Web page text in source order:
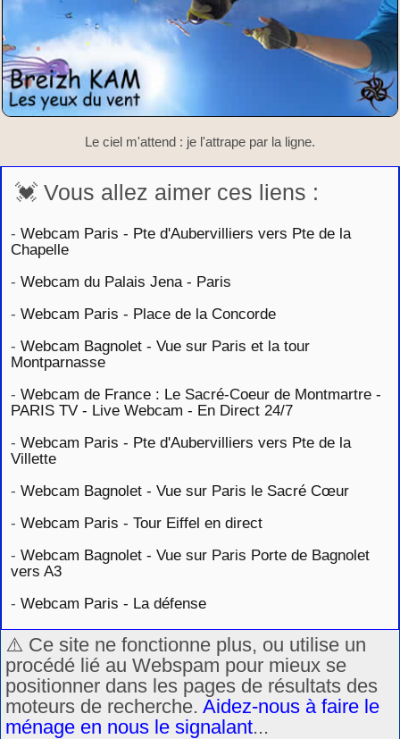
Le ciel m'attend : je l'attrape par la ligne.
💓 Vous allez aimer ces liens :
- Webcam Paris - Pte d'Aubervilliers vers Pte de la
Chapelle
- Webcam du Palais Jena - Paris
- Webcam Paris - Place de la Concorde
- Webcam Bagnolet - Vue sur Paris et la tour
Montparnasse
- Webcam de France : Le Sacré-Coeur de Montmartre -
PARIS TV - Live Webcam - En Direct 24/7
- Webcam Paris - Pte d'Aubervilliers vers Pte de la
Villette
- Webcam Bagnolet - Vue sur Paris le Sacré Cœur
- Webcam Paris - Tour Eiffel en direct
- Webcam Bagnolet - Vue sur Paris Porte de Bagnolet
vers A3
- Webcam Paris - La défense
⚠️ Ce site ne fonctionne plus, ou utilise un
procédé lié au Webspam pour mieux se
positionner dans les pages de résultats des
moteurs de recherche. Aidez-nous à faire le
ménage en nous le signalant...